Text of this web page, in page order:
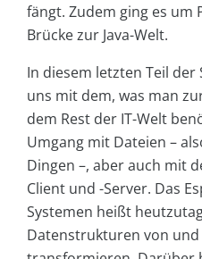
fängt. Zudem ging es um
Brücke zur Java-Welt.
In diesem letzten Teil
uns mit dem, was man
dem Rest der IT-Welt
Umgang mit Dateien –
Dingen –, aber auch mit
Client und -Server. Das
Systemen heißt
Datenstrukturen von und